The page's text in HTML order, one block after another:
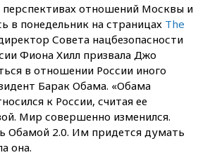
перспективах отношений Москвы и
в понедельник на страницах The
Совета нацбезопасности
Фиона Хилл призвала Джо
в отношении России иного
Барак Обама. «Обама
к России, считая ее
Мир совершенно изменился.
Обамой 2.0. Им придется думать
она.